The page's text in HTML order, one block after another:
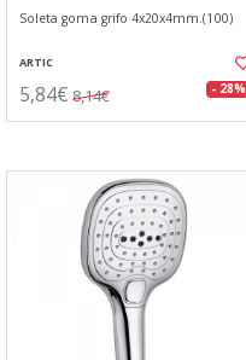
Soleta goma grifo 4x20x4mm.(100)
ARTIC
5,84€ 8,14€ - 28%